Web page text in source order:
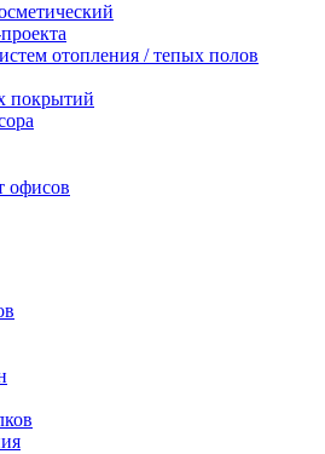
отопления / тепых полов
покрытий